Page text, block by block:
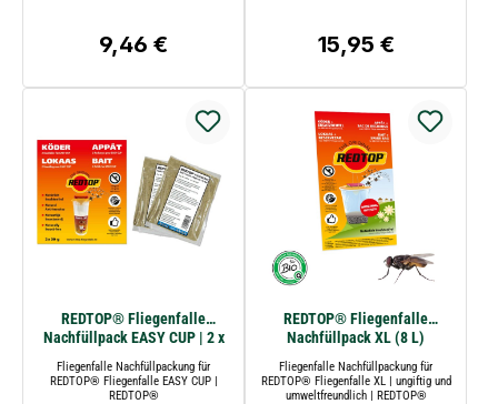
Regulärer Preis:
9,46 € Regulärer Preis:
15,95 €
REDTOP® Fliegenfalle
Nachfüllpack EASY CUP | 2 x
Fliegenfalle Nachfüllpackung für
REDTOP® Fliegenfalle EASY CUP |
REDTOP®
REDTOP® Fliegenfalle
Nachfüllpack XL (8 L)
Fliegenfalle Nachfüllpackung für
REDTOP® Fliegenfalle XL | ungiftig und
umweltfreundlich | REDTOP®